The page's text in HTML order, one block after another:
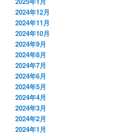
2024年12月
2024年11月
2024年10月
2024年9月
2024年8月
2024年7月
2024年6月
2024年5月
2024年4月
2024年3月
2024年2月
2024年1月